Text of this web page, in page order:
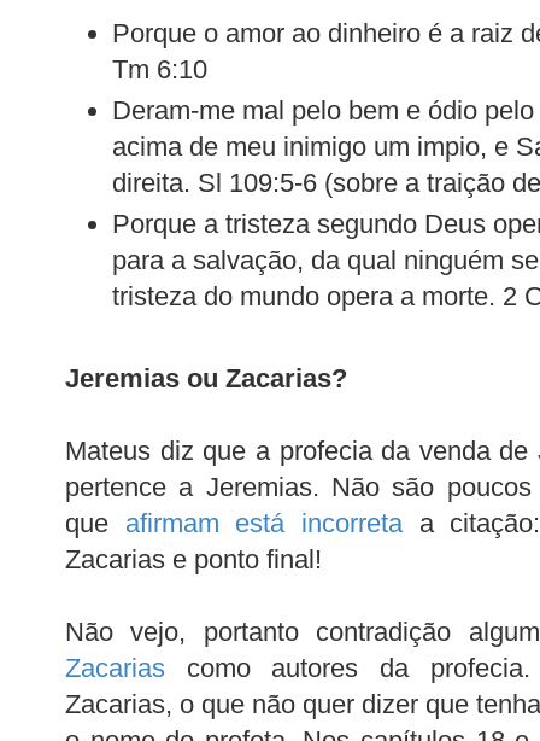
Porque o amor ao dinheiro é a raiz
Tm 6:10
Deram-me mal pelo bem e ódio
acima de meu inimigo um impio, e
direita. Sl 109:5-6 (sobre a traição
Porque a tristeza segundo Deus
para a salvação, da qual ninguém
tristeza do mundo opera a morte. 2
Jeremias ou Zacarias?
Mateus diz que a profecia da venda
pertence a Jeremias. Não são
que afirmam está incorreta a
Zacarias e ponto final!
Não vejo, portanto contradição
Zacarias como autores da
Zacarias, o que não quer dizer que